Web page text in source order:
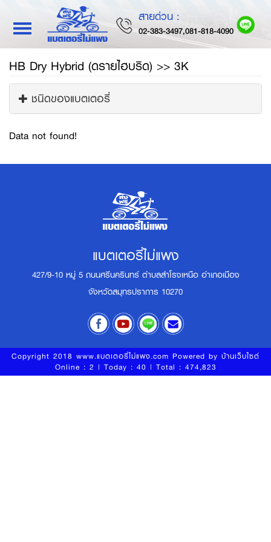
Toggle
navigation
สายด่วน :
02-383-3497,081-818-4090
HB Dry Hybrid (ดรายไฮบริด) >> 3K
ชนิดของแบตเตอรี่
Data not found!
แบตเตอรี่ไม่แพง
427/9-10 หมู่ 5 ถนนศรีนครินทร์ ตำบลสำโรงเหนือ อำเภอเมือง
จังหวัดสมุทรปราการ 10270
Copyright 2018 www.แบตเตอรี่ไม่แพง.com Powered by บ้านเว็บไซต์
Online : 2 | Today : 40 | Total : 474,823